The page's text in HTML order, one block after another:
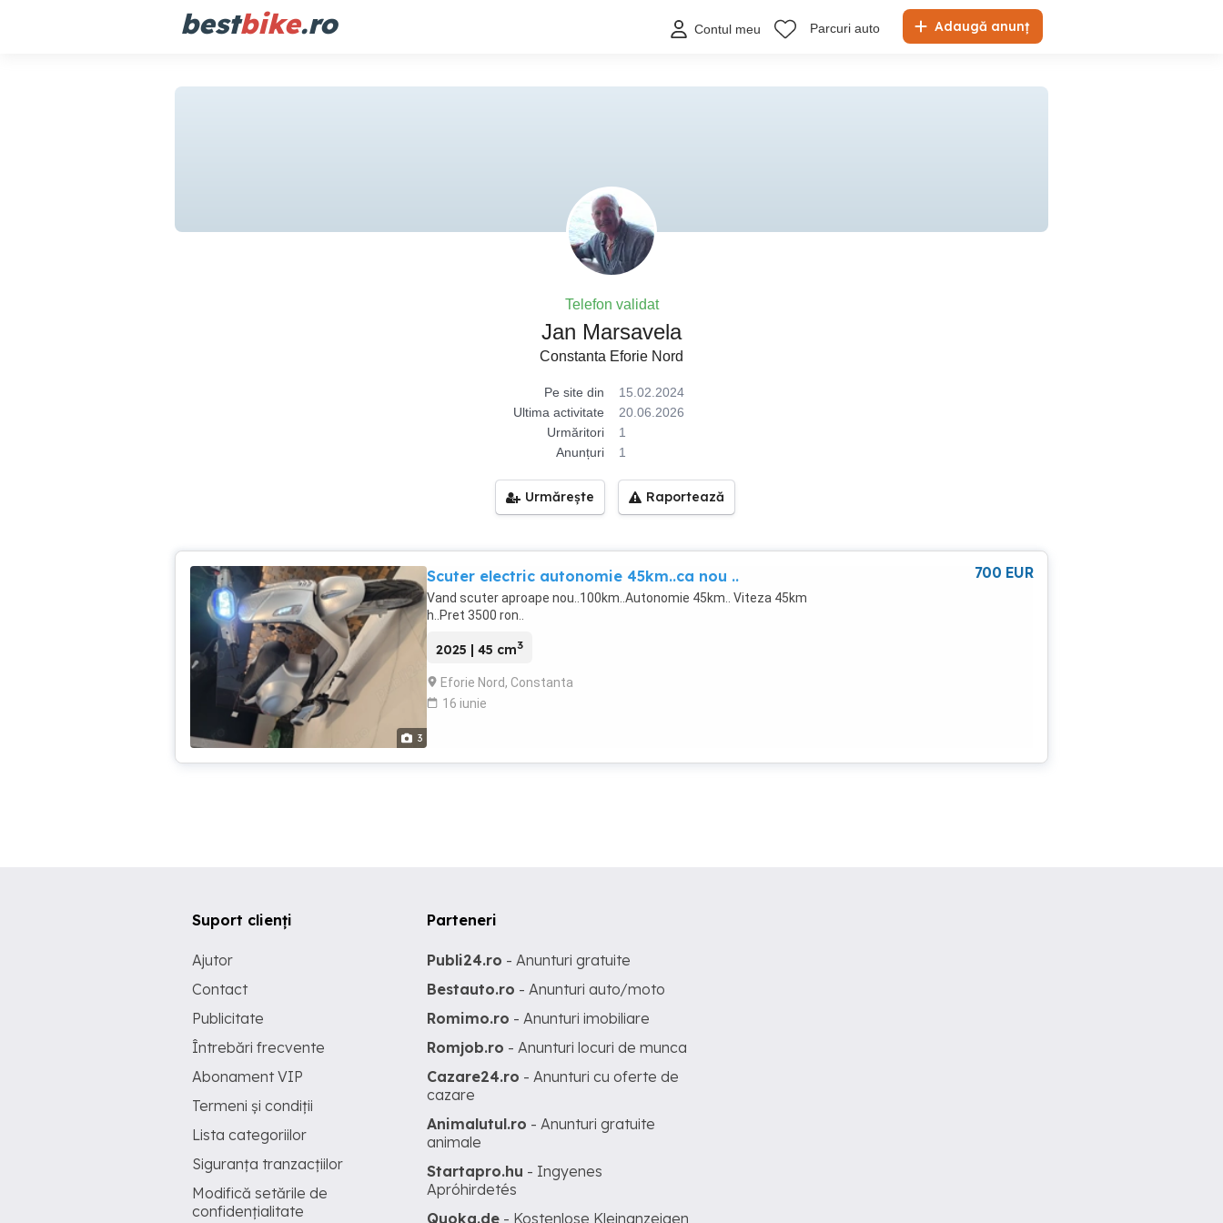
bestbike.ro Adaugă anunț
Contul meu Parcuri auto
Telefon validat
Jan Marsavela
Constanta Eforie Nord
Pe site din
15.02.2024
Ultima activitate
20.06.2026
Urmăritori
1
Anunțuri
1
Urmărește Raportează
3
Scuter electric autonomie 45km..ca nou ..
Vand scuter aproape nou..100km..Autonomie 45km.. Viteza 45km
h..Pret 3500 ron..
2025 | 45 cm3
Eforie Nord, Constanta
16 iunie
700 EUR
Suport clienți
Ajutor
Contact
Publicitate
Întrebări frecvente
Abonament VIP
Termeni și condiții
Lista categoriilor
Siguranța tranzacțiilor
Modifică setările de
confidențialitate
Parteneri
Publi24.ro - Anunturi gratuite
Bestauto.ro - Anunturi auto/moto
Romimo.ro - Anunturi imobiliare
Romjob.ro - Anunturi locuri de munca
Cazare24.ro - Anunturi cu oferte de
cazare
Animalutul.ro - Anunturi gratuite
animale
Startapro.hu - Ingyenes
Apróhirdetés
Quoka.de - Kostenlose Kleinanzeigen